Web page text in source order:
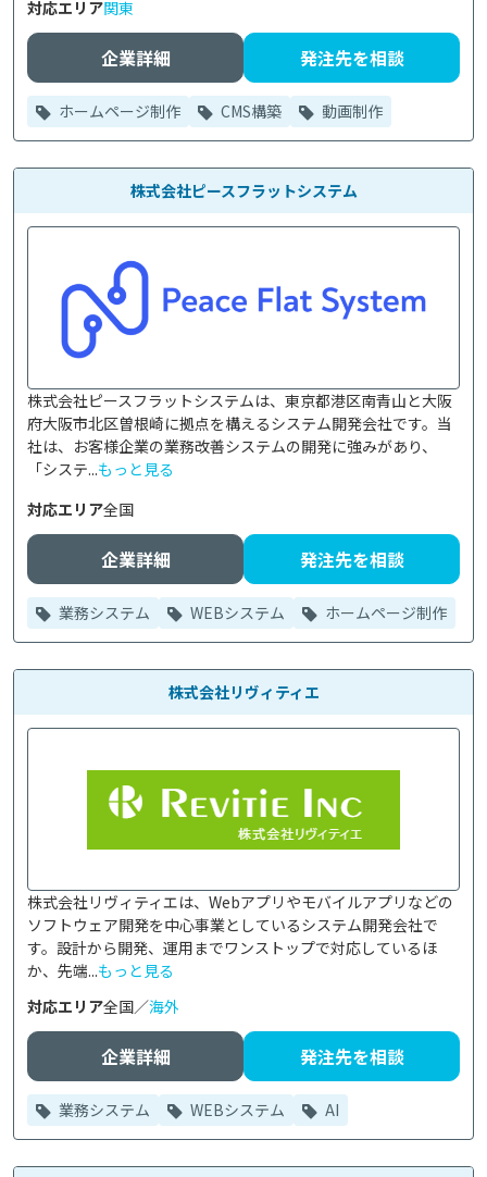
対応エリア関東
企業詳細 発注先を相談
ホームページ制作 CMS構築 動画制作
株式会社ピースフラットシステム
株式会社ピースフラットシステムは、東京都港区南青山と大阪
府大阪市北区曽根崎に拠点を構えるシステム開発会社です。当
社は、お客様企業の業務改善システムの開発に強みがあり、
「システ...もっと見る
対応エリア全国
企業詳細 発注先を相談
業務システム WEBシステム ホームページ制作
株式会社リヴィティエ
株式会社リヴィティエは、Webアプリやモバイルアプリなどの
ソフトウェア開発を中心事業としているシステム開発会社で
す。設計から開発、運用までワンストップで対応しているほ
か、先端...もっと見る
対応エリア全国／海外
企業詳細 発注先を相談
業務システム WEBシステム AI